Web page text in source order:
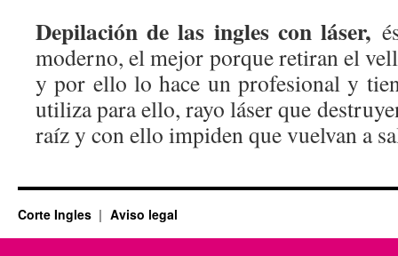
Depilación de las ingles con láser,
moderno, el mejor porque retiran el
y por ello lo hace un profesional y
utiliza para ello, rayo láser que
raíz y con ello impiden que vuelvan a
Corte Ingles Aviso legal